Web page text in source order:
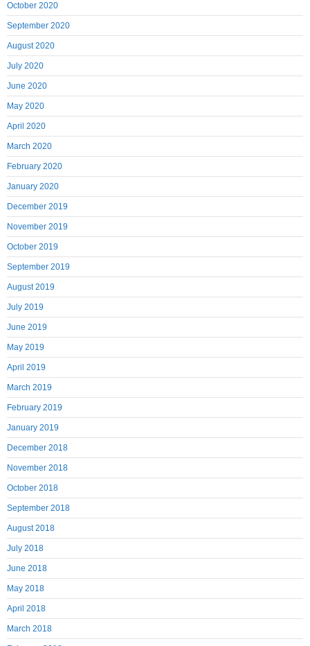
October 2020
September 2020
August 2020
July 2020
June 2020
May 2020
April 2020
March 2020
February 2020
January 2020
December 2019
November 2019
October 2019
September 2019
August 2019
July 2019
June 2019
May 2019
April 2019
March 2019
February 2019
January 2019
December 2018
November 2018
October 2018
September 2018
August 2018
July 2018
June 2018
May 2018
April 2018
March 2018